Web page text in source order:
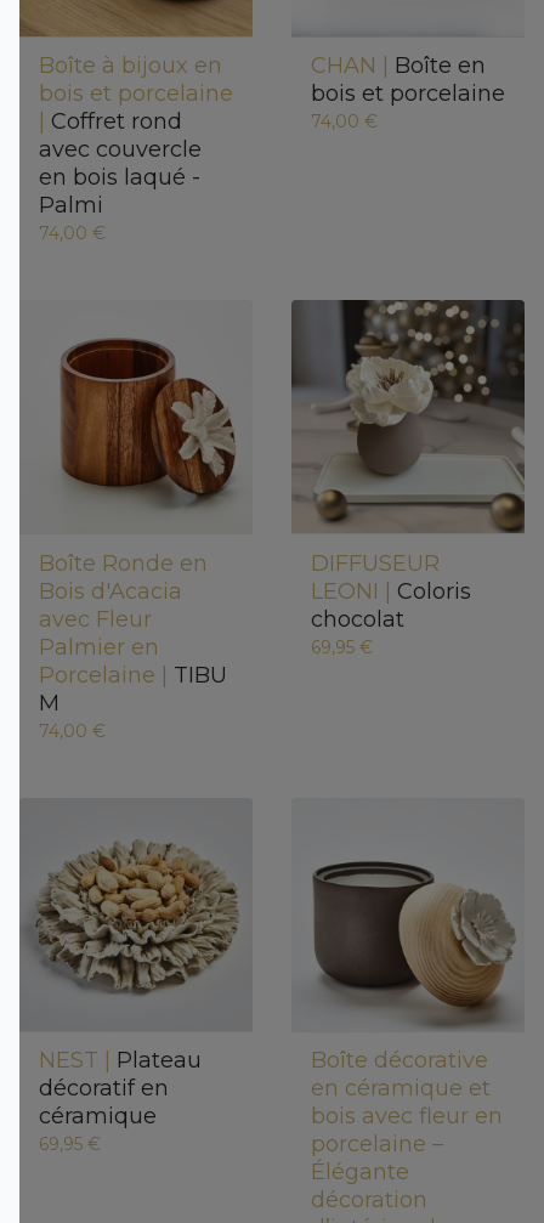
Boîte à bijoux en
bois et porcelaine
Coffret rond
avec couvercle
en bois laqué -
Palmi
74,00 €
CHAN | Boîte en
bois et porcelaine
74,00 €
Boîte Ronde en
Bois d'Acacia
avec Fleur
Palmier en
Porcelaine | TIBU
M
74,00 €
DIFFUSEUR
LEONI | Coloris
chocolat
69,95 €
NEST | Plateau
décoratif en
céramique
69,95 €
Boîte décorative
en céramique et
bois avec fleur en
porcelaine –
Élégante
décoration